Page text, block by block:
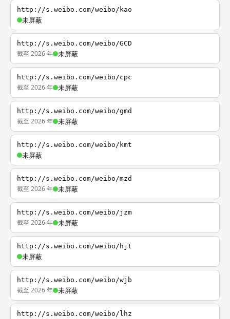
http://s.weibo.com/weibo/kao
未屏蔽
http://s.weibo.com/weibo/GCD
截至 2026 年 未屏蔽
http://s.weibo.com/weibo/cpc
截至 2026 年 未屏蔽
http://s.weibo.com/weibo/gmd
截至 2026 年 未屏蔽
http://s.weibo.com/weibo/kmt
未屏蔽
http://s.weibo.com/weibo/mzd
截至 2026 年 未屏蔽
http://s.weibo.com/weibo/jzm
截至 2026 年 未屏蔽
http://s.weibo.com/weibo/hjt
未屏蔽
http://s.weibo.com/weibo/wjb
截至 2026 年 未屏蔽
http://s.weibo.com/weibo/lhz